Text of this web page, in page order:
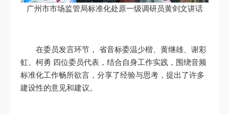
广州市市场监管局标准化处原一级调研员黄剑文讲话
在委员发言环节， 省音标委温少楷、黄继雄、谢彩
虹、柯勇 四位委员代表，结合自身工作实践，围绕音频
标准化工作畅所欲言，分享了经验与思考，提出了许多
建设性的意见和建议。